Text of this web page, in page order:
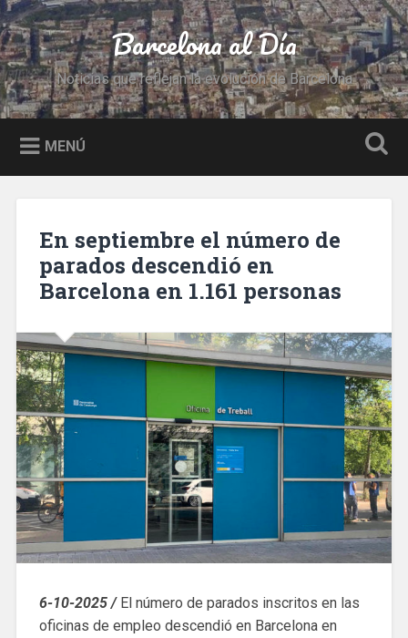
Saltar
al
contenido
Buscar Barcelona al Día
Noticias que reflejan la evolución de Barcelona
MENÚ
En septiembre el número de
parados descendió en
Barcelona en 1.161 personas
6-10-2025 /El número de parados inscritos en las
oficinas de empleo descendió en Barcelona en